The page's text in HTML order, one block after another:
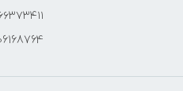
۰۲۱۶۶۳۷۳۴۱۱ -